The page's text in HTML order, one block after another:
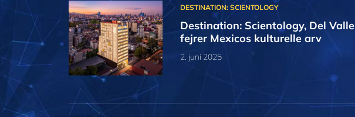
Destination: Scientology, Del Valle
fejrer Mexicos kulturelle arv
2. juni 2025